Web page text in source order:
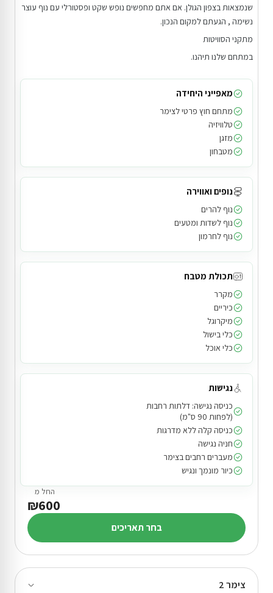
שנמצאות בצפון הגולן. אם אתם מחפשים נופש שקט ופסטורלי עם נוף עוצר
נשימה , הגעתם למקום הנכון.
מתקני הסוויטות
במתחם שלנו תיהנו.
מאפייני היחידה
מתחם חוץ פרטי לצימר
טלוויזיה
מזגן
מטבחון
נופים ואווירה
נוף להרים
נוף לשדות ומטעים
נוף לחרמון
תכולת מטבח
מקרר
כיריים
מיקרוגל
כלי בישול
כלי אוכל
נגישות
כניסה נגישה: דלתות רחבות
(לפחות 90 ס"מ)
כניסה קלה ללא מדרגות
חניה נגישה
מעברים רחבים בצימר
כיור מונמך ונגיש
החל מ
₪600
בחר תאריכים
צימר 2